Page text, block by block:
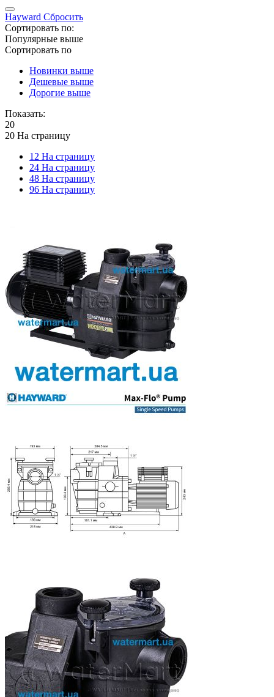
Hayward Сбросить
Сортировать по:
Популярные выше
Сортировать по
Новинки выше
Дешевые выше
Дорогие выше
Показать:
20
20 На страницу
12 На страницу
24 На страницу
48 На страницу
96 На страницу